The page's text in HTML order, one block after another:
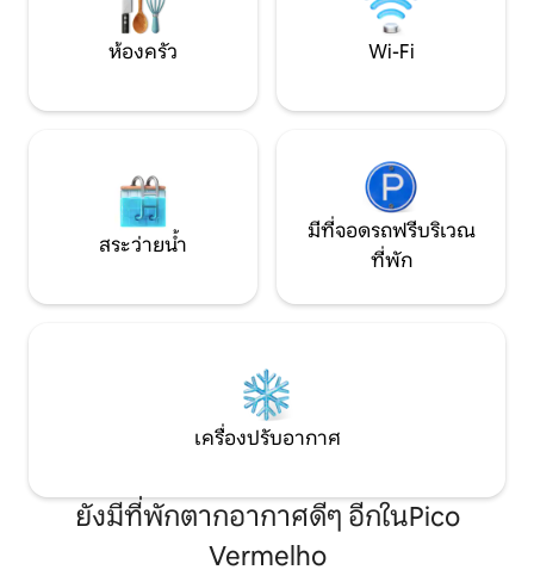
ห้องครัว Wi-Fi
สระว่ายน้ำ
มีที่จอดรถฟรีบริเวณ
ที่พัก
เครื่องปรับอากาศ
ยังมีที่พักตากอากาศดีๆ อีกในPico
Vermelho